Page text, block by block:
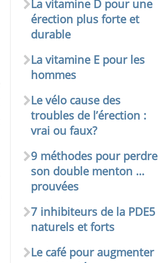
La vitamine D pour une
érection plus forte et
durable
La vitamine E pour les
hommes
Le vélo cause des
troubles de l’érection :
vrai ou faux?
9 méthodes pour perdre
son double menton …
prouvées
7 inhibiteurs de la PDE5
naturels et forts
Le café pour augmenter